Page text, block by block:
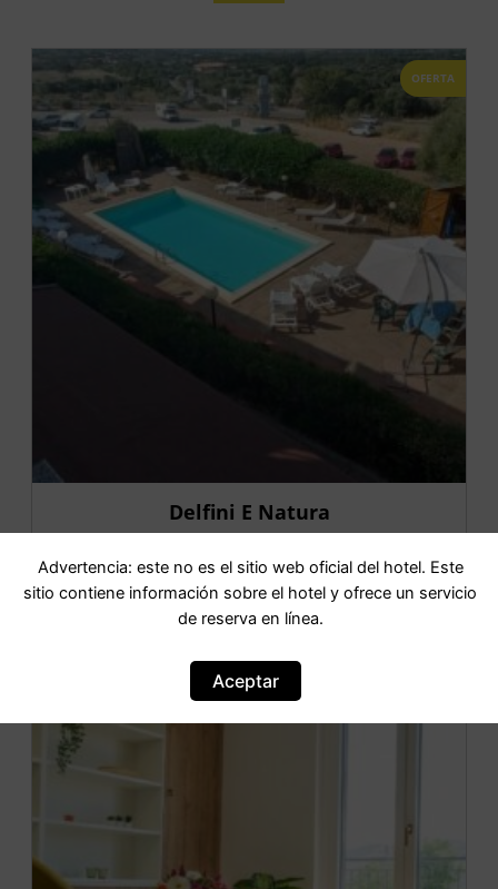
OFERTA
Delfini E Natura
IR AL HOTEL
Advertencia: este no es el sitio web oficial del hotel. Este
sitio contiene información sobre el hotel y ofrece un servicio
de reserva en línea.
Aceptar